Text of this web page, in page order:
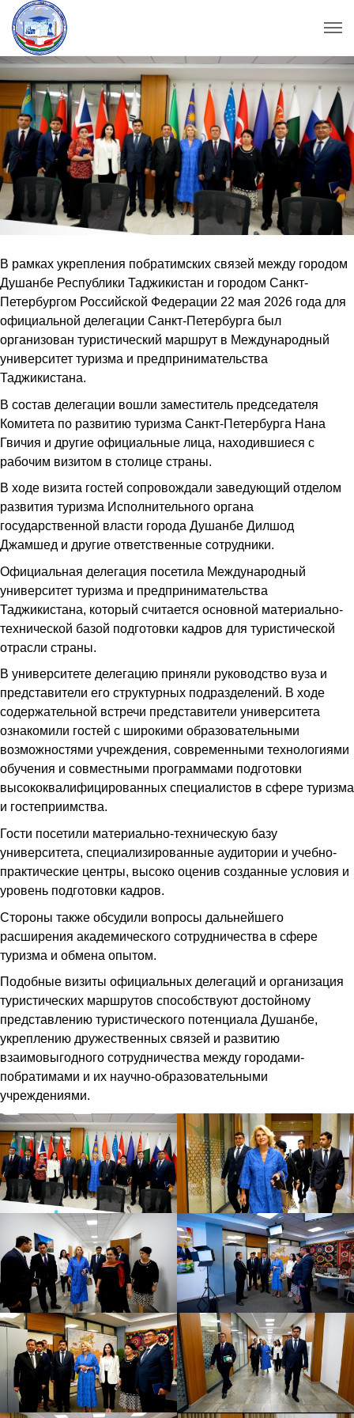
В рамках укрепления побратимских связей между городом
Душанбе Республики Таджикистан и городом Санкт-
Петербургом Российской Федерации 22 мая 2026 года для
официальной делегации Санкт-Петербурга был
организован туристический маршрут в Международный
университет туризма и предпринимательства
Таджикистана.
В состав делегации вошли заместитель председателя
Комитета по развитию туризма Санкт-Петербурга Нана
Гвичия и другие официальные лица, находившиеся с
рабочим визитом в столице страны.
В ходе визита гостей сопровождали заведующий отделом
развития туризма Исполнительного органа
государственной власти города Душанбе Дилшод
Джамшед и другие ответственные сотрудники.
Официальная делегация посетила Международный
университет туризма и предпринимательства
Таджикистана, который считается основной материально-
технической базой подготовки кадров для туристической
отрасли страны.
В университете делегацию приняли руководство вуза и
представители его структурных подразделений. В ходе
содержательной встречи представители университета
ознакомили гостей с широкими образовательными
возможностями учреждения, современными технологиями
обучения и совместными программами подготовки
высококвалифицированных специалистов в сфере туризма
и гостеприимства.
Гости посетили материально-техническую базу
университета, специализированные аудитории и учебно-
практические центры, высоко оценив созданные условия и
уровень подготовки кадров.
Стороны также обсудили вопросы дальнейшего
расширения академического сотрудничества в сфере
туризма и обмена опытом.
Подобные визиты официальных делегаций и организация
туристических маршрутов способствуют достойному
представлению туристического потенциала Душанбе,
укреплению дружественных связей и развитию
взаимовыгодного сотрудничества между городами-
побратимами и их научно-образовательными
учреждениями.